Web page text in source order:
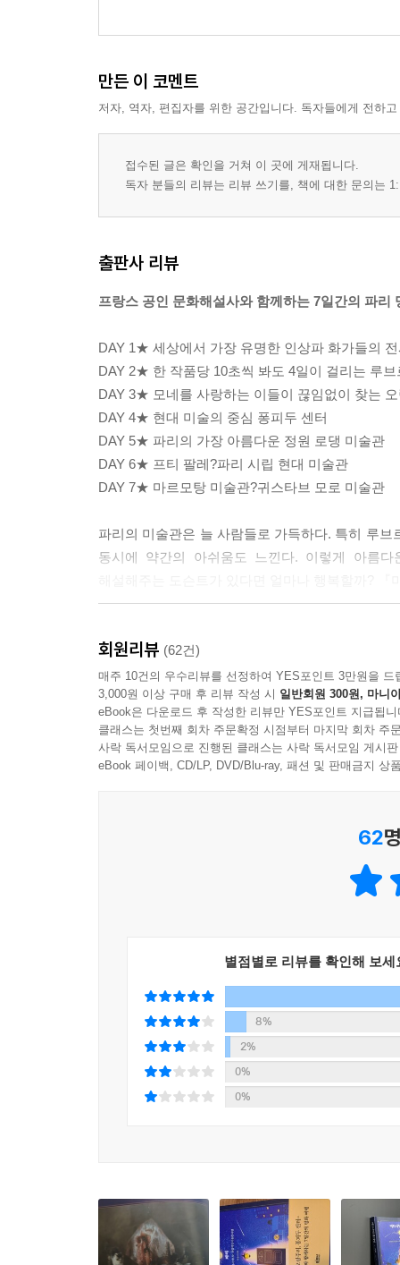
만든 이 코멘트
저자, 역자, 편집자를 위한 공간입니다. 독자들에게 전하
접수된 글은 확인을 거쳐 이 곳에 게재됩니다.
독자 분들의 리뷰는 리뷰 쓰기를, 책에 대한 문의는
출판사 리뷰
프랑스 공인 문화해설사와 함께하는 7일간의 파리
DAY 1★ 세상에서 가장 유명한 인상파 화가들의
DAY 2★ 한 작품당 10초씩 봐도 4일이 걸리는 루브
DAY 3★ 모네를 사랑하는 이들이 끊임없이 찾는
DAY 4★ 현대 미술의 중심 퐁피두 센터
DAY 5★ 파리의 가장 아름다운 정원 로댕 미술관
DAY 6★ 프티 팔레?파리 시립 현대 미술관
DAY 7★ 마르모탕 미술관?귀스타브 모로 미술관
파리의 미술관은 늘 사람들로 가득하다. 특히 루
동시에 약간의 아쉬움도 느낀다. 이렇게 아름
매혹적인 이야기를 따라가다 보면 꼭 알아야 할 작
오늘 하루도 수고한 당신에게 건네는 그림의 위로
『미드나잇 뮤지엄: 파리』의 작가 박송이는
소개한다. 특히 이 책에서 다루는 40개의 작품은
퐁피두 센터, 오랑주리 미술관, 로댕 미술관에
현대 미술관이 그곳이다. 파리를 직접 찾을 독자
이제 낮보다 아름다운 밤의 미술관들로 떠날 시간
총 네 권으로 출간될 『미드나잇 뮤지엄』 시리
기다리고 있다. 첫 번째 여정인 ‘파리’를 시작으로,
회원리뷰 (62건)
매주 10건의 우수리뷰를 선정하여 YES포인트 3만원을 드
3,000원 이상 구매 후 리뷰 작성 시 일반회원 300원, 마니
eBook은 다운로드 후 작성한 리뷰만 YES포인트 지급됩니
클래스는 첫번째 회차 주문확정 시점부터 마지막 회차 주
사락 독서모임으로 진행된 클래스는 사락 독서모임 게시
eBook 페이백, CD/LP, DVD/Blu-ray, 패션 및 판매금지 상
62
별점별로 리뷰를 확인해 보세
8%
2%
0%
0%